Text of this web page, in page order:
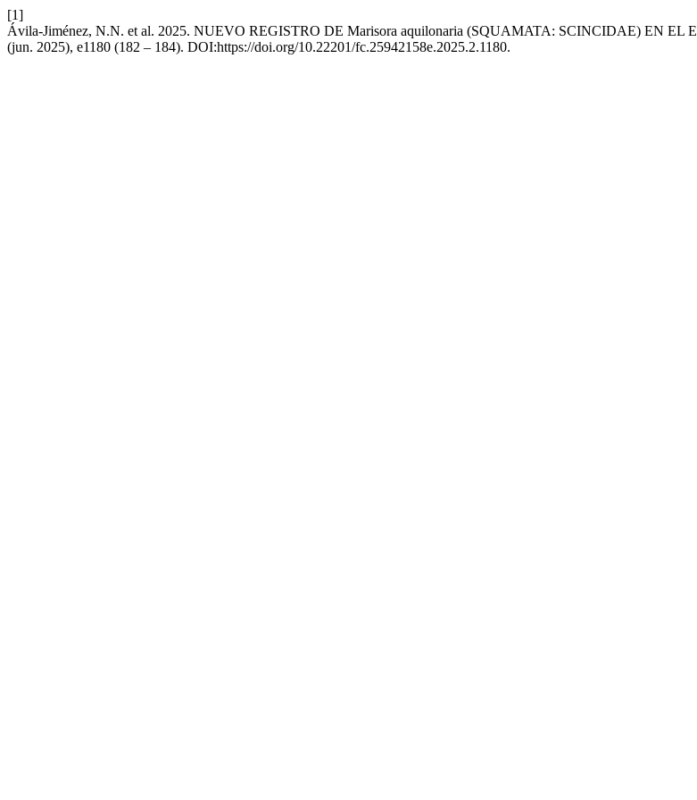
[1]
Ávila-Jiménez, N.N. et al. 2025. NUEVO REGISTRO DE Marisora aquilonaria (SQUAMATA: SCINCIDAE) EN
(jun. 2025), e1180 (182 – 184). DOI:https://doi.org/10.22201/fc.25942158e.2025.2.1180.